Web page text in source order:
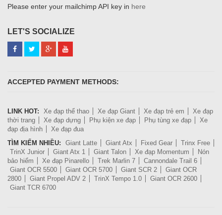
Please enter your mailchimp API key in here
LET'S SOCIALIZE
ACCEPTED PAYMENT METHODS:
LINK HOT: Xe đạp thể thao Xe đạp Giant Xe đạp trẻ em
Xe đạp
thời trang
Xe đạp dựng Phụ kiện xe đạp Phụ tùng xe đạp
Xe
đạp địa hình
Xe đạp đua
TÌM KIẾM NHIỀU:
Giant Latte Giant Atx Fixed Gear
Trinx Free
TrinX Junior
Giant Atx 1 Giant Talon Xe đạp Momentum
Nón
bảo hiểm
Xe đạp Pinarello Trek Marlin 7
Cannondale Trail 6
Giant OCR 5500
Giant OCR 5700 Giant SCR 2
Giant OCR
2800
Giant Propel ADV 2 TrinX Tempo 1.0
Giant OCR 2600
Giant TCR 6700